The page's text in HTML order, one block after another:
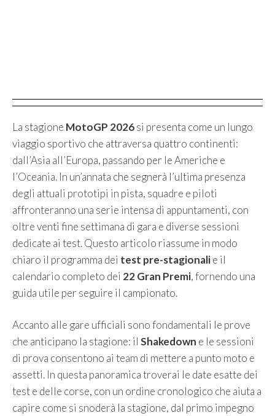
La stagione MotoGP 2026si presenta come un lungo
viaggio sportivo che attraversa quattro continenti:
dall’Asia all’Europa, passando per le Americhe e
l’Oceania. In un’annata che segnerà l’ultima presenza
degli attuali prototipi in pista, squadre e piloti
affronteranno una serie intensa di appuntamenti, con
oltre venti fine settimana di gara e diverse sessioni
dedicate ai test. Questo articolo riassume in modo
chiaro il programma dei test pre-stagionalie il
calendario completo dei 22 Gran Premi, fornendo una
guida utile per seguire il campionato.
Accanto alle gare ufficiali sono fondamentali le prove
che anticipano la stagione: il Shakedown e le sessioni
di prova consentono ai team di mettere a punto moto e
assetti. In questa panoramica troverai le date esatte dei
test e delle corse, con un ordine cronologico che aiuta a
capire come si snoderà la stagione, dal primo impegno